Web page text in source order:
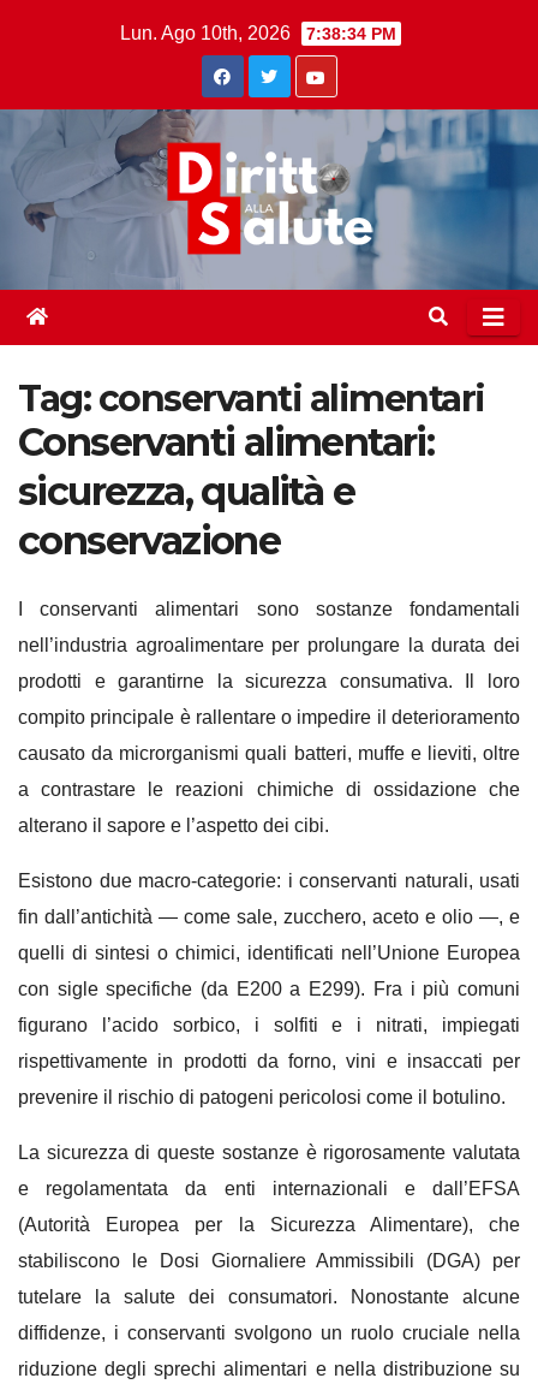
Lun. Ago 10th, 2026 7:38:35 PM
Tag:conservanti alimentari
Conservanti alimentari:
sicurezza, qualità e
conservazione
I conservanti alimentari sono sostanze fondamentali
nell’industria agroalimentare per prolungare la durata dei
prodotti e garantirne la sicurezza consumativa. Il loro
compito principale è rallentare o impedire il deterioramento
causato da microrganismi quali batteri, muffe e lieviti, oltre
a contrastare le reazioni chimiche di ossidazione che
alterano il sapore e l’aspetto dei cibi.
Esistono due macro-categorie: i conservanti naturali, usati
fin dall’antichità — come sale, zucchero, aceto e olio —, e
quelli di sintesi o chimici, identificati nell’Unione Europea
con sigle specifiche (da E200 a E299). Fra i più comuni
figurano l’acido sorbico, i solfiti e i nitrati, impiegati
rispettivamente in prodotti da forno, vini e insaccati per
prevenire il rischio di patogeni pericolosi come il botulino.
La sicurezza di queste sostanze è rigorosamente valutata
e regolamentata da enti internazionali e dall’EFSA
(Autorità Europea per la Sicurezza Alimentare), che
stabiliscono le Dosi Giornaliere Ammissibili (DGA) per
tutelare la salute dei consumatori. Nonostante alcune
diffidenze, i conservanti svolgono un ruolo cruciale nella
riduzione degli sprechi alimentari e nella distribuzione su